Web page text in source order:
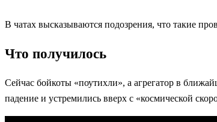
В чатах высказываются подозрения, что такие
Что получилось
Сейчас бойкоты «поутихли», а агрегатор в
падение и устремились вверх с «космической